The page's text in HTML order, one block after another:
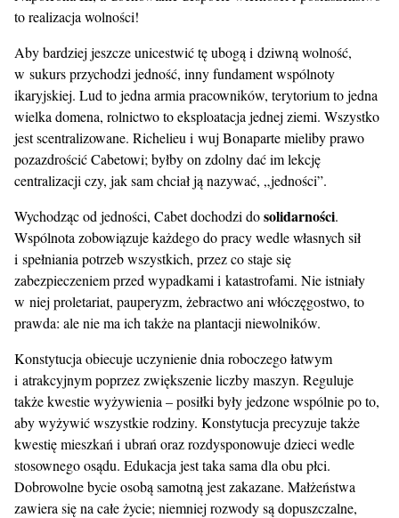
to realizacja wolności!
Aby bardziej jeszcze unicestwić tę ubogą i dziwną wolność,
w sukurs przychodzi jedność, inny fundament wspólnoty
ikaryjskiej. Lud to jedna armia pracowników, terytorium to jedna
wielka domena, rolnictwo to eksploatacja jednej ziemi. Wszystko
jest scentralizowane. Richelieu i wuj Bonaparte mieliby prawo
pozazdrościć Cabetowi; byłby on zdolny dać im lekcję
centralizacji czy, jak sam chciał ją nazywać, „jedności”.
Wychodząc od jedności, Cabet dochodzi dosolidarności.
Wspólnota zobowiązuje każdego do pracy wedle własnych sił
i spełniania potrzeb wszystkich, przez co staje się
zabezpieczeniem przed wypadkami i katastrofami. Nie istniały
w niej proletariat, pauperyzm, żebractwo ani włóczęgostwo, to
prawda: ale nie ma ich także na plantacji niewolników.
Konstytucja obiecuje uczynienie dnia roboczego łatwym
i atrakcyjnym poprzez zwiększenie liczby maszyn. Reguluje
także kwestie wyżywienia – posiłki były jedzone wspólnie po to,
aby wyżywić wszystkie rodziny. Konstytucja precyzuje także
kwestię mieszkań i ubrań oraz rozdysponowuje dzieci wedle
stosownego osądu. Edukacja jest taka sama dla obu płci.
Dobrowolne bycie osobą samotną jest zakazane. Małżeństwa
zawiera się na całe życie; niemniej rozwody są dopuszczalne,